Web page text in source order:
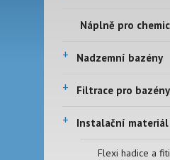
Náplně pro
+ Nadzemní bazény
+ Filtrace pro bazény
+ Instalační
Flexi hadice a